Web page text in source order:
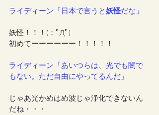
ライディーン「日本で言うと妖怪だな」
妖怪！！！(；ﾟДﾟ)
初めてーーーーーー！！！！！
ライディーン「あいつらは、光でも闇で
もない。ただ自由にやってるんだ」
じゃあ光かめはめ波じゃ浄化できないん
だね・・・